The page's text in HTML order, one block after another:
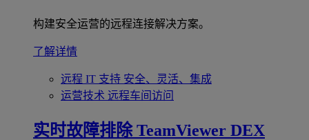
构建安全运营的远程连接解决方案。
了解详情
远程 IT 支持 安全、灵活、集成
运营技术 远程车间访问
实时故障排除 TeamViewer DEX